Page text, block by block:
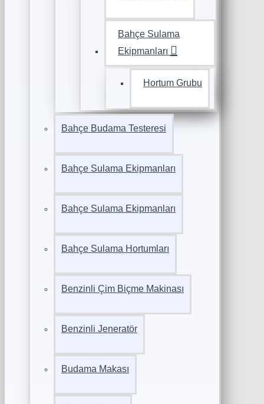
Bahçe Sulama
Ekipmanları
Hortum Grubu
Bahçe Budama Testeresi
Bahçe Sulama Ekipmanları
Bahçe Sulama Ekipmanları
Bahçe Sulama Hortumları
Benzinli Çim Biçme Makinası
Benzinli Jeneratör
Budama Makası